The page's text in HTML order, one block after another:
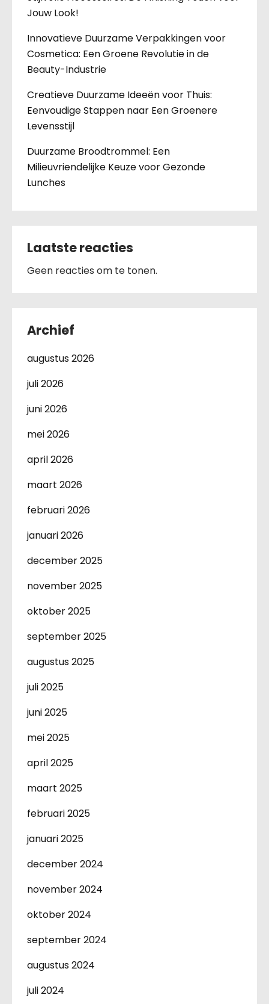
Jouw Look!
Innovatieve Duurzame Verpakkingen voor
Cosmetica: Een Groene Revolutie in de
Beauty-Industrie
Creatieve Duurzame Ideeën voor Thuis:
Eenvoudige Stappen naar Een Groenere
Levensstijl
Duurzame Broodtrommel: Een
Milieuvriendelijke Keuze voor Gezonde
Lunches
Laatste reacties
Geen reacties om te tonen.
Archief
augustus 2026
juli 2026
juni 2026
mei 2026
april 2026
maart 2026
februari 2026
januari 2026
december 2025
november 2025
oktober 2025
september 2025
augustus 2025
juli 2025
juni 2025
mei 2025
april 2025
maart 2025
februari 2025
januari 2025
december 2024
november 2024
oktober 2024
september 2024
augustus 2024
juli 2024